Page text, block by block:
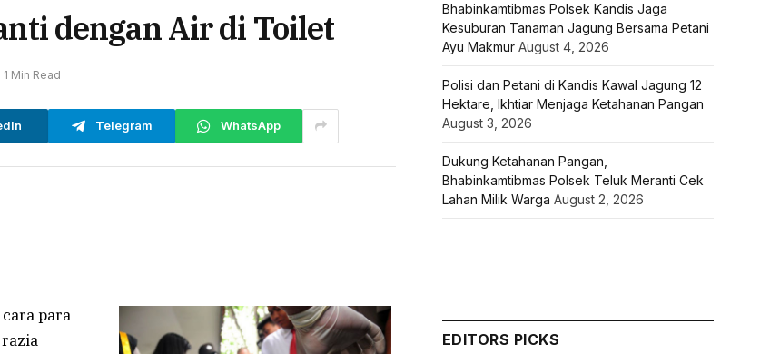
dengan Air di Toilet
1 Min Read
Telegram WhatsApp
cara para
Bhabinkamtibmas Polsek Kandis Jaga
Kesuburan Tanaman Jagung Bersama Petani
Ayu Makmur August 4, 2026
Polisi dan Petani di Kandis Kawal Jagung 12
Hektare, Ikhtiar Menjaga Ketahanan Pangan
August 3, 2026
Dukung Ketahanan Pangan,
Bhabinkamtibmas Polsek Teluk Meranti Cek
Lahan Milik Warga August 2, 2026
EDITORS PICKS